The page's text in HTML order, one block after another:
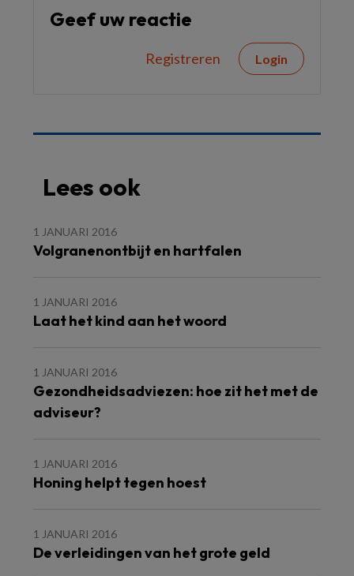
Geef uw reactie
Registreren Login
Lees ook
1 JANUARI 2016
Volgranenontbijt en hartfalen
1 JANUARI 2016
Laat het kind aan het woord
1 JANUARI 2016
Gezondheidsadviezen: hoe zit het met de
adviseur?
1 JANUARI 2016
Honing helpt tegen hoest
1 JANUARI 2016
De verleidingen van het grote geld